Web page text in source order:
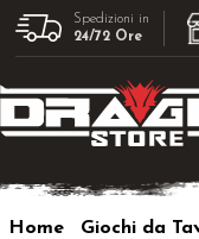
Spedizioni in
24/72 Ore
Home Giochi da